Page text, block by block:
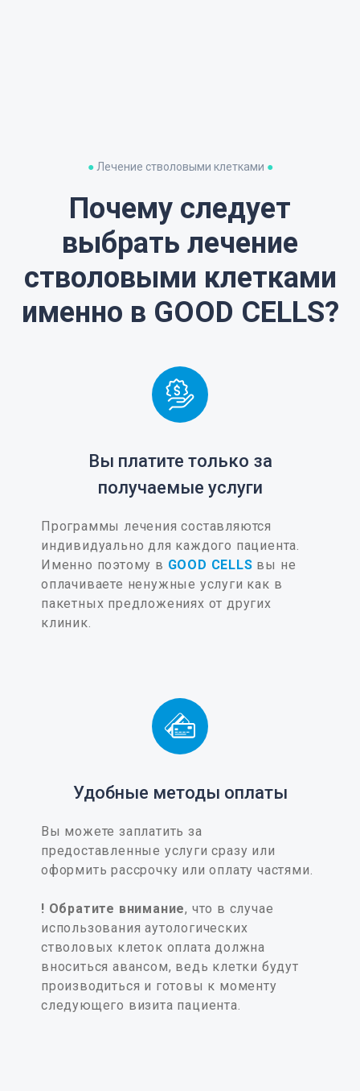
● Лечение стволовыми клетками ●
Почему следует
выбрать лечение
стволовыми клетками
именно в GOOD CELLS?
Вы платите только за
получаемые услуги
Программы лечения составляются
индивидуально для каждого пациента.
Именно поэтому в GOOD CELLS вы не
оплачиваете ненужные услуги как в
пакетных предложениях от других
клиник.
Удобные методы оплаты
Вы можете заплатить за
предоставленные услуги сразу или
оформить рассрочку или оплату частями.
! Обратите внимание, что в случае
использования аутологических
стволовых клеток оплата должна
вноситься авансом, ведь клетки будут
производиться и готовы к моменту
следующего визита пациента.